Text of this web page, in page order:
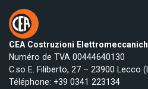
CEA Costruzioni
Numéro de TVA 00444640130
C.so E. Filiberto, 27 – 23900 Lecco
Téléphone: +39 0341 223134